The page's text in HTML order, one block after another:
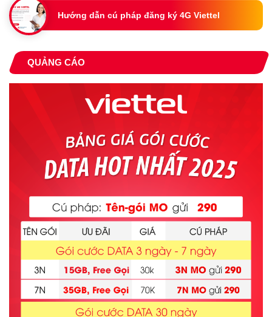
Hướng dẫn cú pháp đăng ký 4G Viettel
QUẢNG CÁO